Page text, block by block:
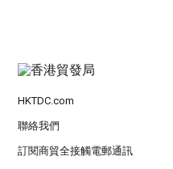
HKTDC.com
聯絡我們
訂閱商貿全接觸電郵通訊